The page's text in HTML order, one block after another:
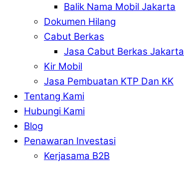
Balik Nama Mobil Jakarta
Dokumen Hilang
Cabut Berkas
Jasa Cabut Berkas Jakarta
Kir Mobil
Jasa Pembuatan KTP Dan KK
Tentang Kami
Hubungi Kami
Blog
Penawaran Investasi
Kerjasama B2B